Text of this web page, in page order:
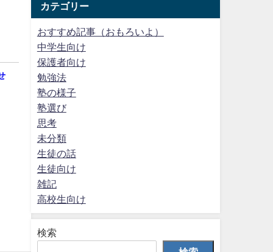
カテゴリー
おすすめ記事（おもろいよ）
中学生向け
保護者向け
勉強法
塾の様子
塾選び
思考
未分類
生徒の話
生徒向け
雑記
高校生向け
検索